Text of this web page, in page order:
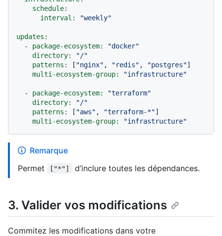
schedule:
interval:
"weekly"
updates:
-
package-ecosystem:
"docker"
directory:
"/"
patterns:
[ "nginx" , "redis" , "postgres"]
multi-ecosystem-group:
"infrastructure"
- package-ecosystem:
"terraform"
directory:
"/"
patterns:
[ "aws" , "terraform-*"]
multi-ecosystem-group:
"infrastructure"
Remarque
Permet
["*"] d’inclure toutes les dépendances.
3. Valider vos modifications
Commitez les modifications dans votre